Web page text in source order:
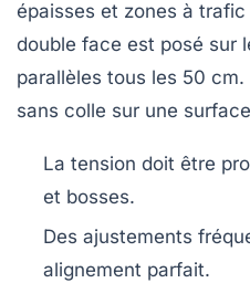
épaisses et zones à
double face est posé sur
parallèles tous les 50
sans colle sur une
La tension doit être
et bosses.
Des ajustements
alignement parfait.